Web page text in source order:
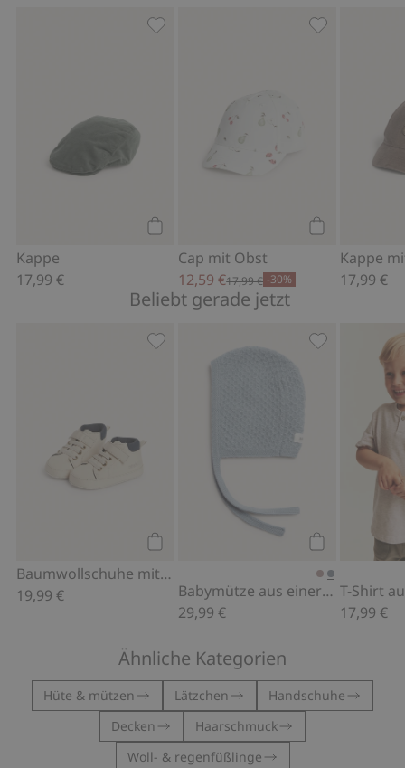
Kappe
17,99 €
Cap mit Obst
12,59 €17,99 € -30% 17,99 €
Beliebt gerade jetzt
Baumwollschuhe mit Jerseyfutter
19,99 €
Baumwollschuhe mit Jerseyfutter,
Babymütze aus einer Wolle-Kaschmir-Mischung
29,99 €
Babymütze
17,99 €
Ähnliche Kategorien
Hüte & mützen Lätzchen
Handschuhe
Decken
Haarschmuck
Woll- & regenfüßlinge